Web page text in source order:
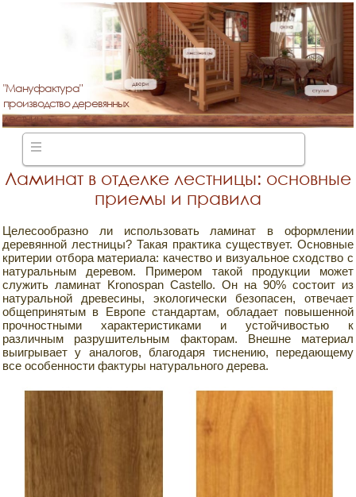
"Мануфактура"
производство деревянных
лестниц
Ламинат в отделке лестницы: основные
приемы и правила
Целесообразно ли использовать ламинат в оформлении
деревянной лестницы? Такая практика существует. Основные
критерии отбора материала: качество и визуальное сходство с
натуральным деревом. Примером такой продукции может
служить ламинат Kronospan Castello. Он на 90% состоит из
натуральной древесины, экологически безопасен, отвечает
общепринятым в Европе стандартам, обладает повышенной
прочностными характеристиками и устойчивостью к
различным разрушительным факторам. Внешне материал
выигрывает у аналогов, благодаря тиснению, передающему
все особенности фактуры натурального дерева.